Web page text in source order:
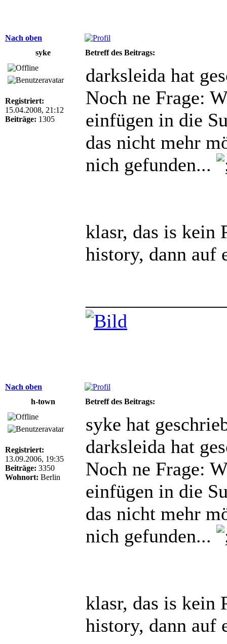
Nach oben
syke
Betreff des Beitrags:
Registriert:
15.04.2008, 21:12
Beiträge: 1305
darksleida hat
Noch ne Frage:
einfügen in die
das nicht mehr
nich gefunden...
klasr, das is kein
history, dann auf
Nach oben
h-town
Betreff des Beitrags:
Registriert:
13.09.2006, 19:35
Beiträge: 3350
Wohnort: Berlin
syke hat
darksleida hat
Noch ne Frage:
einfügen in die
das nicht mehr
nich gefunden...
klasr, das is kein
history, dann auf